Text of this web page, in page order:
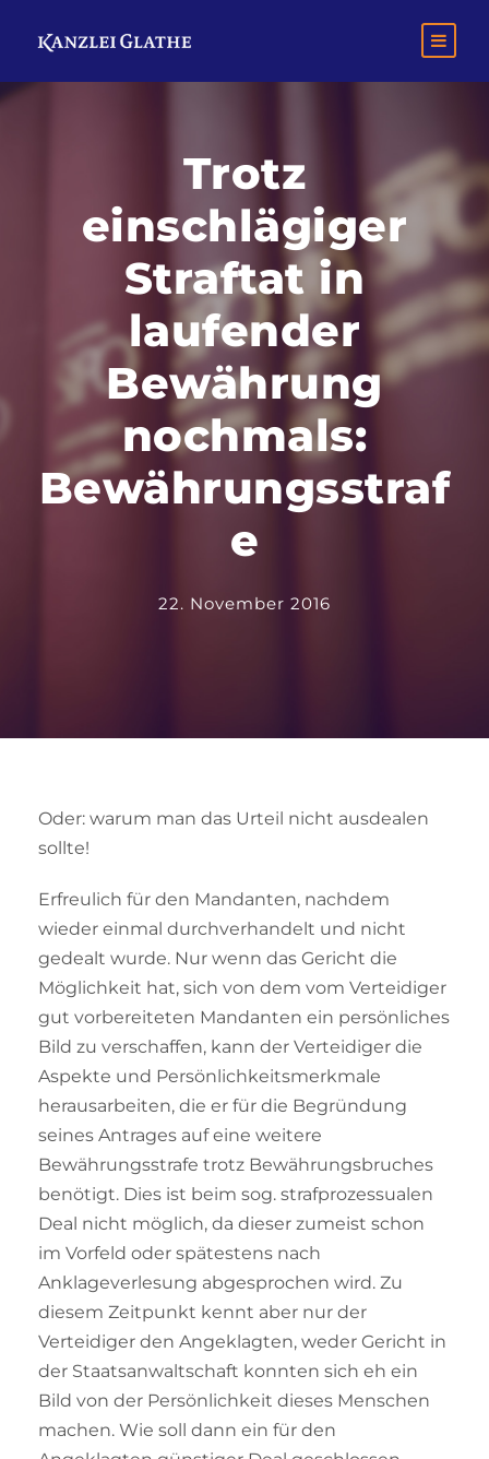
Trotz
einschlägiger
Straftat in
laufender
Bewährung
nochmals:
Bewährungsstraf
e
22. November 2016
Oder: warum man das Urteil nicht ausdealen
sollte!
Erfreulich für den Mandanten, nachdem
wieder einmal durchverhandelt und nicht
gedealt wurde. Nur wenn das Gericht die
Möglichkeit hat, sich von dem vom Verteidiger
gut vorbereiteten Mandanten ein persönliches
Bild zu verschaffen, kann der Verteidiger die
Aspekte und Persönlichkeitsmerkmale
herausarbeiten, die er für die Begründung
seines Antrages auf eine weitere
Bewährungsstrafe trotz Bewährungsbruches
benötigt. Dies ist beim sog. strafprozessualen
Deal nicht möglich, da dieser zumeist schon
im Vorfeld oder spätestens nach
Anklageverlesung abgesprochen wird. Zu
diesem Zeitpunkt kennt aber nur der
Verteidiger den Angeklagten, weder Gericht in
der Staatsanwaltschaft konnten sich eh ein
Bild von der Persönlichkeit dieses Menschen
machen. Wie soll dann ein für den